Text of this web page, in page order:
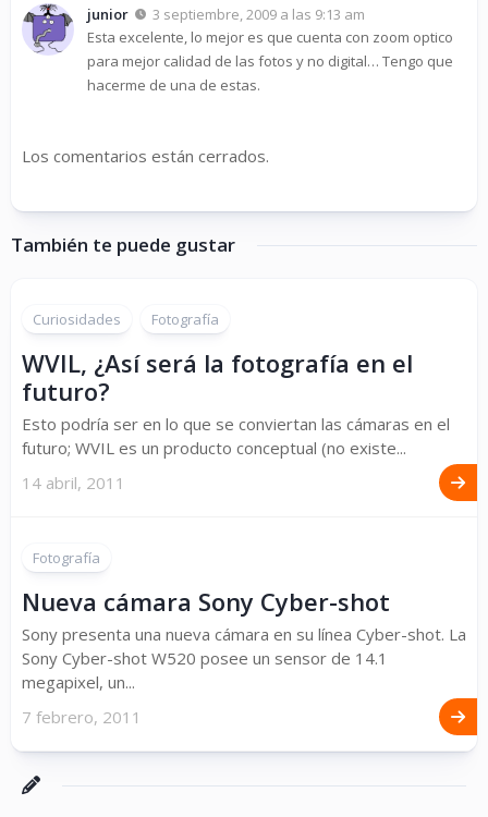
junior
3 septiembre, 2009 a las 9:13 am
Esta excelente, lo mejor es que cuenta con zoom optico
para mejor calidad de las fotos y no digital… Tengo que
hacerme de una de estas.
Los comentarios están cerrados.
También te puede gustar
Curiosidades Fotografía
WVIL, ¿Así será la fotografía en el
futuro?
Esto podría ser en lo que se conviertan las cámaras en el
futuro; WVIL es un producto conceptual (no existe...
14 abril, 2011
Fotografía
Nueva cámara Sony Cyber-shot
Sony presenta una nueva cámara en su línea Cyber-shot. La
Sony Cyber-shot W520 posee un sensor de 14.1
megapixel, un...
7 febrero, 2011